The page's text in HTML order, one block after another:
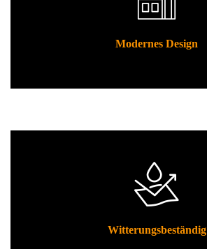
Modernes Design
Witterungsbeständig